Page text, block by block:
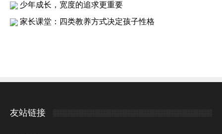
少年成长，宽度的追求更重要
家长课堂：四类教养方式决定孩子性格
友站链接